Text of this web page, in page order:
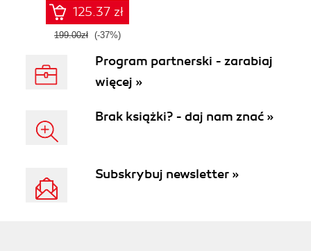
125.37 zł
199.00zł (-37%)
Program partnerski - zarabiaj
więcej »
Brak książki? - daj nam znać »
Subskrybuj newsletter »